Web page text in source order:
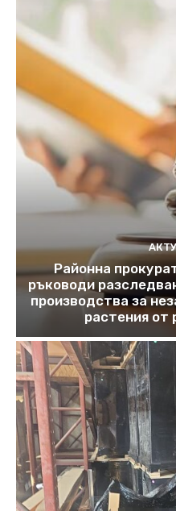
Районна
ръководи
производства за
растения от